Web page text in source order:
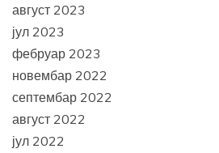
август 2023
јул 2023
фебруар 2023
новембар 2022
септембар 2022
август 2022
јул 2022